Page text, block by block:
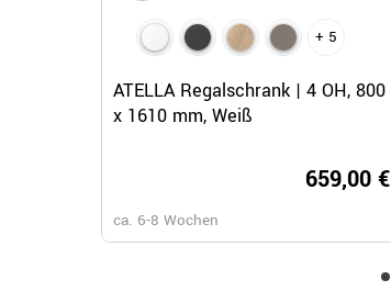
+ 5
ATELLA Regalschrank | 4 OH, 800
x 1610 mm, Weiß
659,00 €
ca. 6-8 Wochen